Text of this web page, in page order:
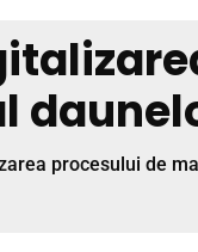
procesului de